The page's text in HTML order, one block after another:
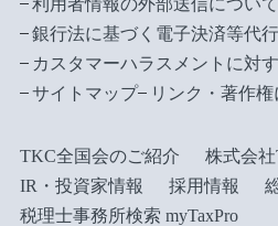
銀行法に基づく電子決済等代
カスタマーハラスメントに対
サイトマップ
リンク・著作権
TKC全国会のご紹介
株式会
IR・投資家情報
採用情報
税理士事務所検索 myTaxPro